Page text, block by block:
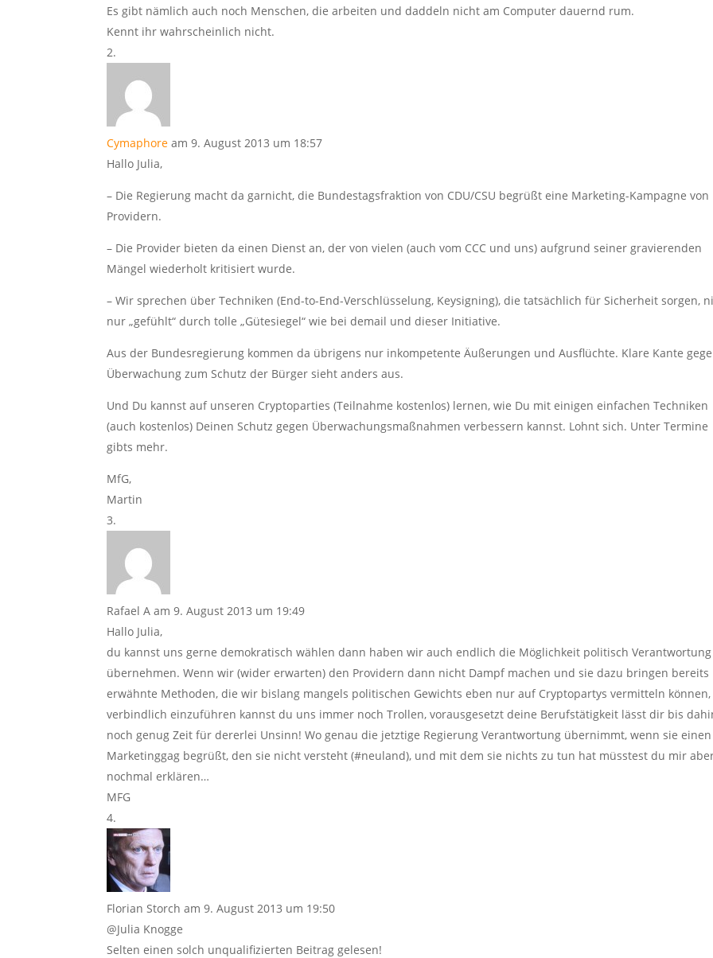
Es gibt nämlich auch noch Menschen, die arbeiten und daddeln nicht am Computer dauernd rum.
Kennt ihr wahrscheinlich nicht.
Cymaphore am 9. August 2013 um 18:57
Hallo Julia,
– Die Regierung macht da garnicht, die Bundestagsfraktion von CDU/CSU begrüßt eine Marketing-Kampagne von
Providern.
– Die Provider bieten da einen Dienst an, der von vielen (auch vom CCC und uns) aufgrund seiner gravierenden
Mängel wiederholt kritisiert wurde.
– Wir sprechen über Techniken (End-to-End-Verschlüsselung, Keysigning), die tatsächlich für Sicherheit sorgen,
nur „gefühlt“ durch tolle „Gütesiegel“ wie bei demail und dieser Initiative.
Aus der Bundesregierung kommen da übrigens nur inkompetente Äußerungen und Ausflüchte. Klare Kante
Überwachung zum Schutz der Bürger sieht anders aus.
Und Du kannst auf unseren Cryptoparties (Teilnahme kostenlos) lernen, wie Du mit einigen einfachen Techniken
(auch kostenlos) Deinen Schutz gegen Überwachungsmaßnahmen verbessern kannst. Lohnt sich. Unter Termine
gibts mehr.
MfG,
Martin
Rafael A am 9. August 2013 um 19:49
Hallo Julia,
du kannst uns gerne demokratisch wählen dann haben wir auch endlich die Möglichkeit politisch
übernehmen. Wenn wir (wider erwarten) den Providern dann nicht Dampf machen und sie dazu bringen bereits
erwähnte Methoden, die wir bislang mangels politischen Gewichts eben nur auf Cryptopartys vermitteln können,
verbindlich einzuführen kannst du uns immer noch Trollen, vorausgesetzt deine Berufstätigkeit lässt dir bis
noch genug Zeit für dererlei Unsinn! Wo genau die jetztige Regierung Verantwortung übernimmt, wenn sie einen
Marketinggag begrüßt, den sie nicht versteht (#neuland), und mit dem sie nichts zu tun hat müsstest du mir
nochmal erklären…
MFG
Florian Storch am 9. August 2013 um 19:50
@Julia Knogge
Selten einen solch unqualifizierten Beitrag gelesen!